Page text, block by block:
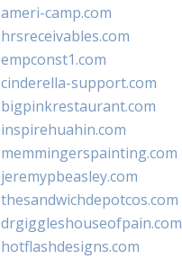
ameri-camp.com
hrsreceivables.com
empconst1.com
cinderella-support.com
bigpinkrestaurant.com
inspirehuahin.com
memmingerspainting.com
jeremypbeasley.com
thesandwichdepotcos.com
drgiggleshouseofpain.com
hotflashdesigns.com